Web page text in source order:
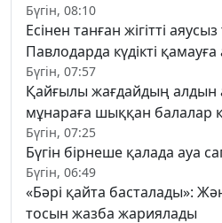
Бүгін, 08:10
Есінен танған жігітті
Павлодарда күдікті
Бүгін, 07:57
Қайғылы жағдайдың
мұнараға шыққан балалар
Бүгін, 07:25
Бүгін бірнеше қалада ауа
Бүгін, 06:49
«Бәрі қайта басталады»:
тосын жазба жариялады